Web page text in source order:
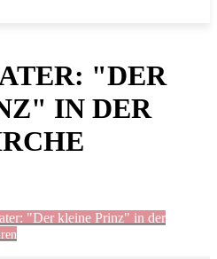
"DER
IN DER
"Der kleine Prinz" in der